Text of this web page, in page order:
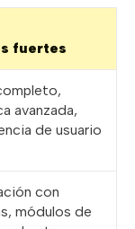
fuertes
avanzada,
de usuario
con
módulos de